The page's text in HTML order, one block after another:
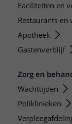
Faciliteiten en
Restaurants en
Apotheek
Gastenverblijf
Zorg en
Wachttijden
Poliklinieken